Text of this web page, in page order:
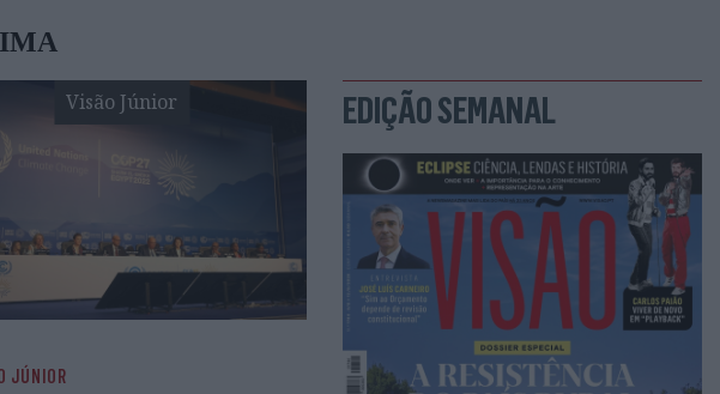
Visão Júnior
JÚNIOR
EDIÇÃO SEMANAL